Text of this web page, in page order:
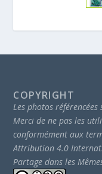
COPYRIGHT
Les photos
Merci de ne pas les
conformément aux
Attribution 4.0
Partage dans les